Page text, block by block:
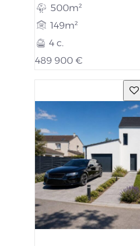
500m²
149m²
4 c.
489 900 €